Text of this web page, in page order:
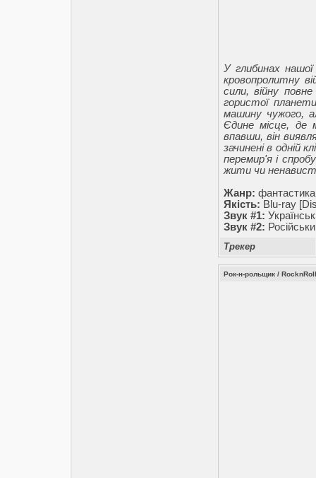
У глибинах нашої
кровопролитну
сили, війну
гористої
машину чужого,
Єдине місце, де
впавши, він
зачинені в одній
перемир'я і
жити чи
Жанр:
Якість: Blu-ray
Звук #1:
Звук #2:
Трекер
Рок-н-рольщик /